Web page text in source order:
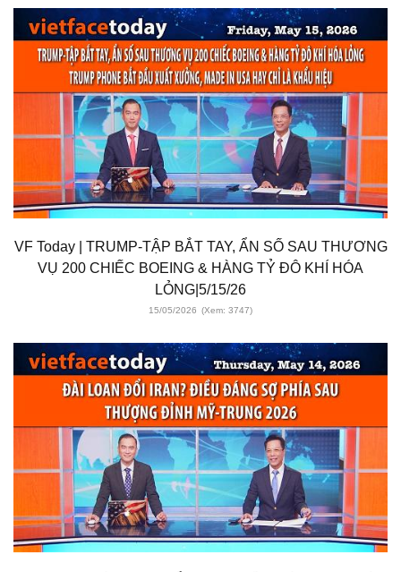
VF Today | TRUMP-TẬP BẮT TAY, ẨN SỐ SAU THƯƠNG
VỤ 200 CHIẾC BOEING & HÀNG TỶ ĐÔ KHÍ HÓA
LỎNG|5/15/26
15/05/2026 (Xem: 3747)